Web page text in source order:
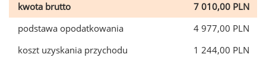
kwota brutto
7 010,00 PLN
podstawa opodatkowania
4 977,00 PLN
koszt uzyskania przychodu
1 244,00 PLN